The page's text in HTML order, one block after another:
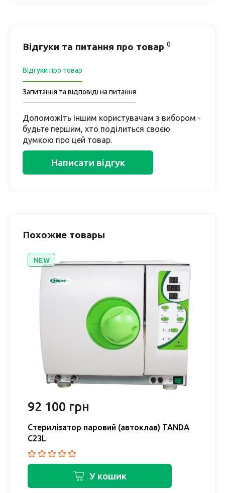
Відгуки та питання про товар 0
Відгуки про товар
Запитання та відповіді на питання
Допоможіть іншим користувачам з вибором -
будьте першим, хто поділиться своєю
думкою про цей товар.
Написати відгук
Похожие товары
NEW
92 100 грн
Стерилізатор паровий (автоклав) TANDA
C23L
У кошик